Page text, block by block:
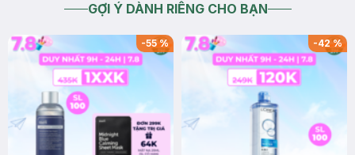
GỢI Ý DÀNH RIÊNG CHO BẠN
-55% -42%